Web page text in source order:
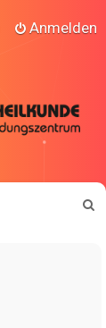
Anmelden